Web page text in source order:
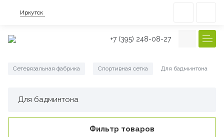
Иркутск
+7 (395) 248-08-27
Сетевязальная фабрика Спортивная сетка Для бадминтона
Для бадминтона
Фильтр товаров